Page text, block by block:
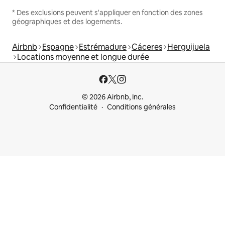
* Des exclusions peuvent s'appliquer en fonction des zones
géographiques et des logements.
Airbnb Espagne Estrémadure Cáceres Herguijuela
Locations moyenne et longue durée
© 2026 Airbnb, Inc.
Confidentialité
Conditions générales